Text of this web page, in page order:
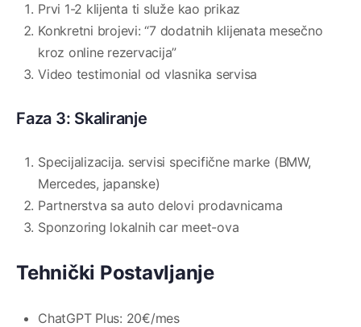
Prvi 1-2 klijenta ti služe kao prikaz
Konkretni brojevi: “7 dodatnih klijenata mesečno
kroz online rezervacija”
Video testimonial od vlasnika servisa
Faza 3: Skaliranje
Specijalizacija. servisi specifične marke (BMW,
Mercedes, japanske)
Partnerstva sa auto delovi prodavnicama
Sponzoring lokalnih car meet-ova
Tehnički Postavljanje
ChatGPT Plus: 20€/mes